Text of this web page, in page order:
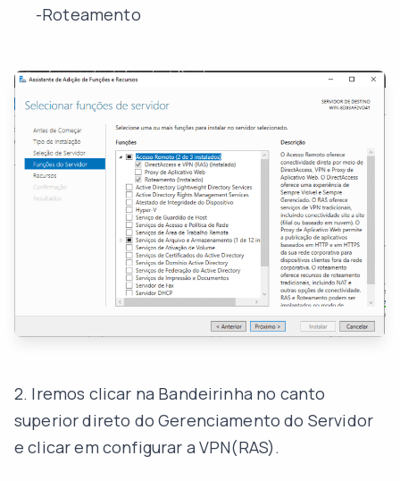
-Roteamento
2. Iremos clicar na Bandeirinha no canto
superior direto do Gerenciamento do Servidor
e clicar em configurar a VPN(RAS).